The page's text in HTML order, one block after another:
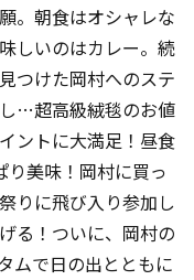
。朝食はオシャレな
しいのはカレー。続
つけた岡村へのステ
…超高級絨毯のお値
ントに大満足！昼食
美味！岡村に買っ
りに飛び入り参加し
る！ついに、岡村の
ムで日の出とともに